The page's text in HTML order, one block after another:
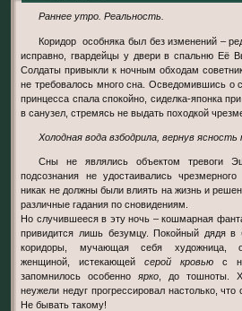
Раннее утро. Реальность.
Коридор особняка был без изменений – редкое освещение работало
исправно, гвардейцы у двери в спальню Её
Солдаты привыкли к ночным обходам
не требовалось много сна. Осведомившись о
принцесса спала спокойно, сиделка-японка
в санузел, стремясь не выдать походкой
Холодная вода взбодрила, вернув ясность
Сны не являлись объектом тревоги Эшфорда – порождения
подсознания не удостаивались
никак не должны были влиять на жизнь и
различные гадания по сновидениям.
Но случившееся в эту ночь – кошмарная
привидится лишь безумцу. Покойный дядя в
коридоры, мучающая себя художница,
женщиной, истекающейсерой кровью с
запомнилось особенноярко , до тошноты.
неужели недуг прогрессировал настолько, что
Не бывать такому!